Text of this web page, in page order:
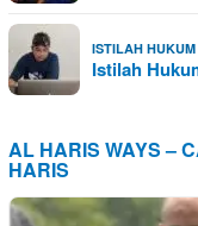
ISTILAH HUKUM
Istilah
AL HARIS WAYS –
HARIS